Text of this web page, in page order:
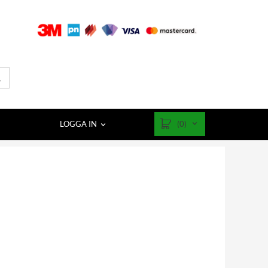
LOGGA IN (0)